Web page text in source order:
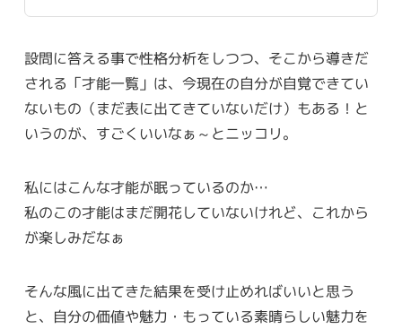
設問に答える事で性格分析をしつつ、そこから導きだ
される「才能一覧」は、今現在の自分が自覚できてい
ないもの（まだ表に出てきていないだけ）もある！と
いうのが、すごくいいなぁ～とニッコリ。
私にはこんな才能が眠っているのか…
私のこの才能はまだ開花していないけれど、これから
が楽しみだなぁ
そんな風に出てきた結果を受け止めればいいと思う
と、自分の価値や魅力・もっている素晴らしい魅力を